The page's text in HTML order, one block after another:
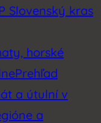
Slovenský kras
horské
Prehľad
a útulní v
a